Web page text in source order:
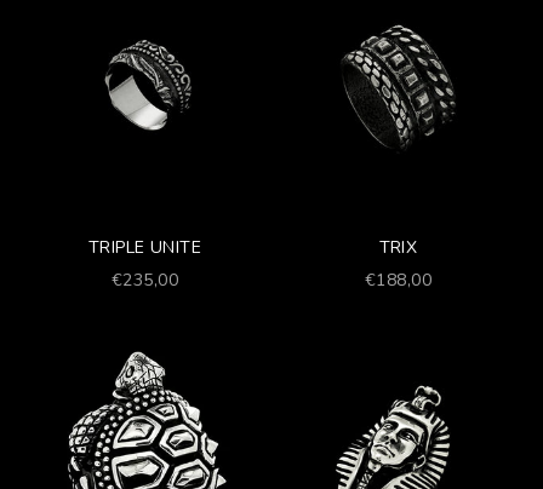
TRIPLE UNITE
Prezzo scontato
€235,00
TRIX
Prezzo scontato
€188,00